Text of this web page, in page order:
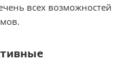
всех возможностей